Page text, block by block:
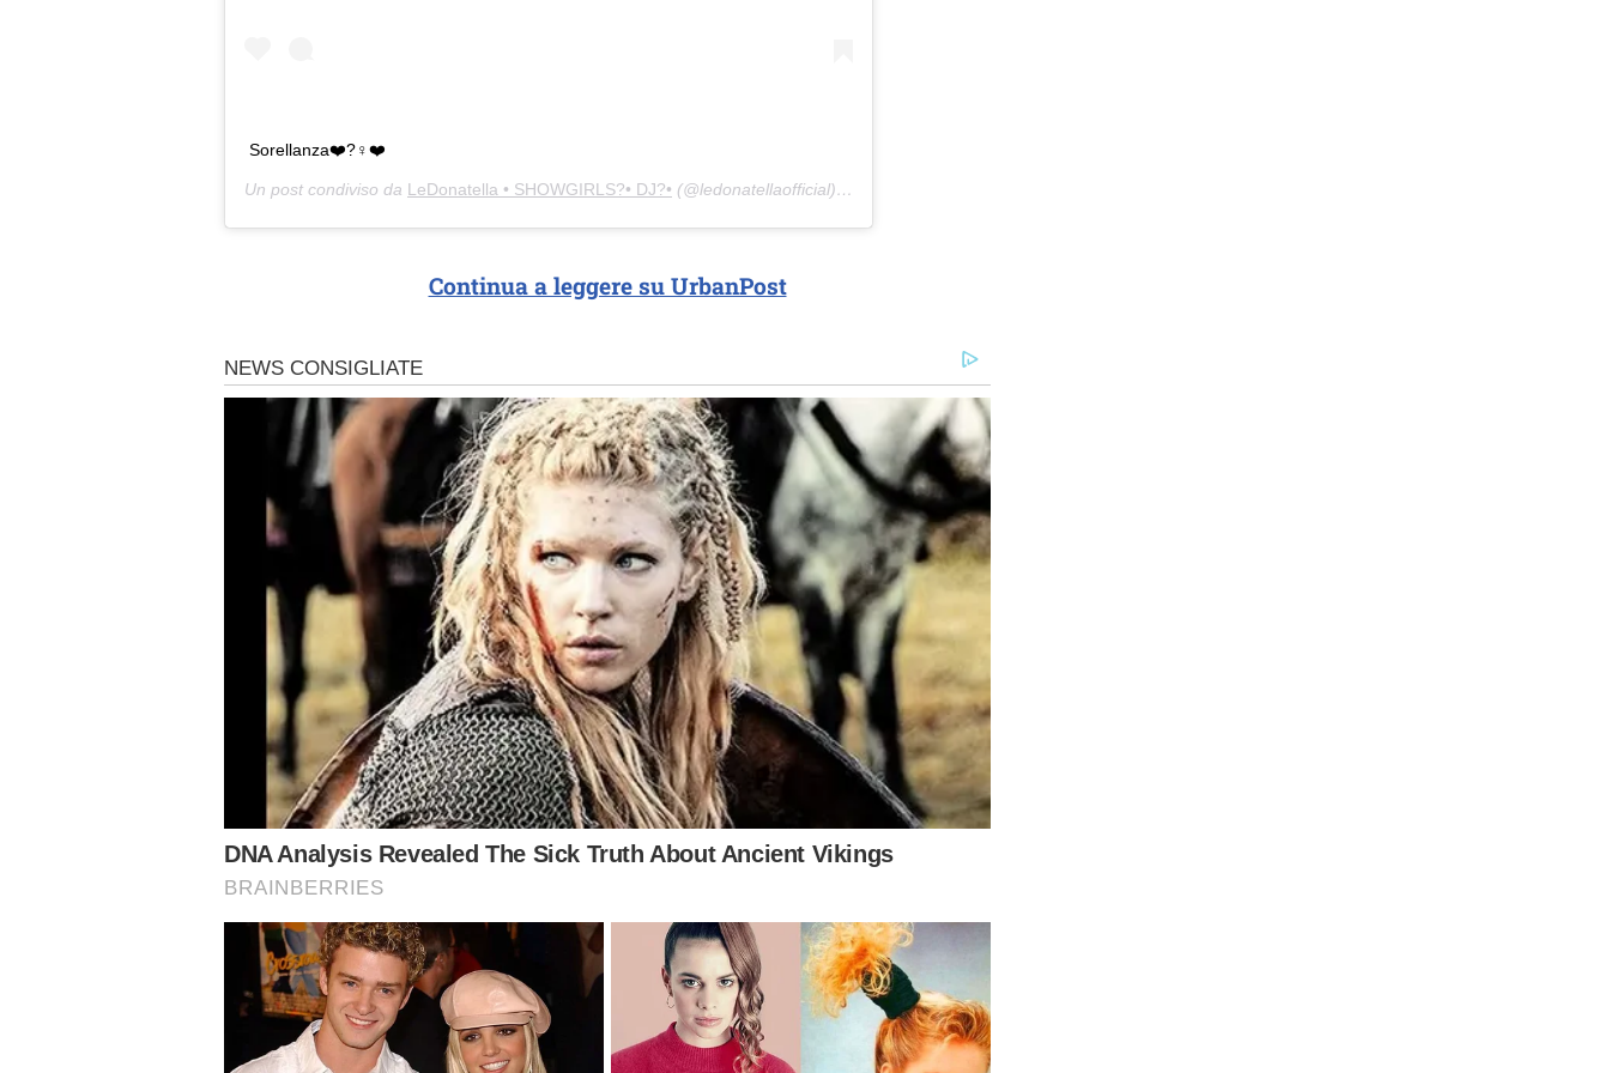
Sorellanza❤️?‍♀️❤️
Un post condiviso da LeDonatella • SHOWGIRLS?• DJ?• (@ledonatellaofficial) in data:
Continua a leggere su UrbanPost